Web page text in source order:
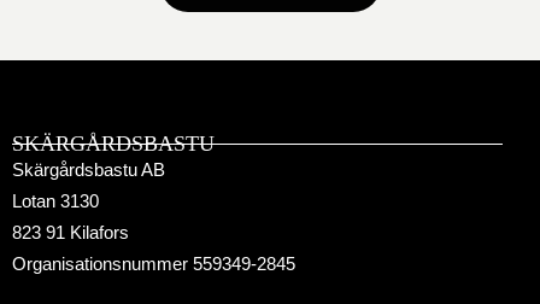
SKÄRGÅRDSBASTU
Skärgårdsbastu AB
Lotan 3130
823 91 Kilafors
Organisationsnummer 559349-2845